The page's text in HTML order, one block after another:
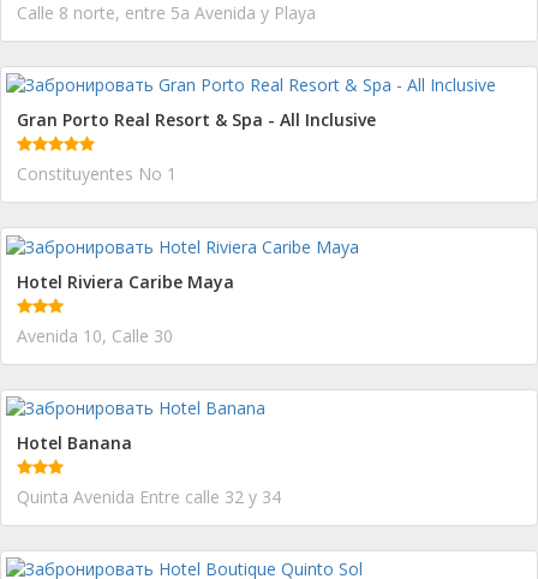
Calle 8 norte, entre 5a Avenida y Playa
Gran Porto Real Resort & Spa - All Inclusive
Constituyentes No 1
Hotel Riviera Caribe Maya
Avenida 10, Calle 30
Hotel Banana
Quinta Avenida Entre calle 32 y 34